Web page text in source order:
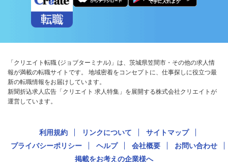
「クリエイト転職 (ジョブターミナル)」は、茨城県笠間市・その他の求人情
報が満載の転職サイトです。 地域密着をコンセプトに、仕事探しに役立つ最
新の転職情報をお届けしています。
新聞折込求人広告「クリエイト 求人特集」を展開する株式会社クリエイトが
運営しています。
利用規約 リンクについて
サイトマップ
プライバシーポリシー
ヘルプ 会社概要
お問い合わせ
掲載をお考えの企業様へ